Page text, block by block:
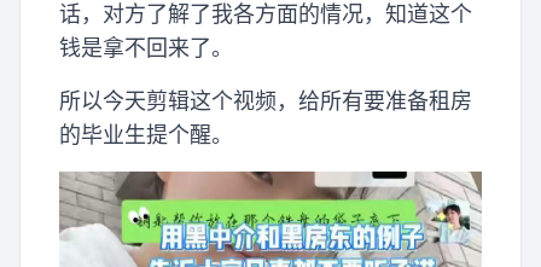
话，对方了解了我各方面的情况，知道这个
钱是拿不回来了。
所以今天剪辑这个视频，给所有要准备租房
的毕业生提个醒。